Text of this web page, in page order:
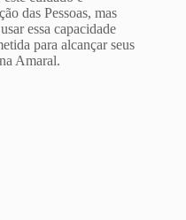
das Pessoas, mas
essa capacidade
para alcançar seus
Amaral.